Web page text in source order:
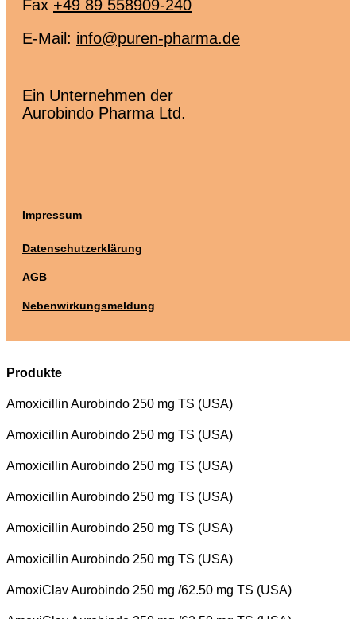
Fax +49 89 558909-240
E-Mail: info@puren-pharma.de
Ein Unternehmen der
Aurobindo Pharma Ltd.
Impressum
Datenschutzerklärung
AGB
Nebenwirkungsmeldung
Produkte
Amoxicillin Aurobindo 250 mg TS (USA)
Amoxicillin Aurobindo 250 mg TS (USA)
Amoxicillin Aurobindo 250 mg TS (USA)
Amoxicillin Aurobindo 250 mg TS (USA)
Amoxicillin Aurobindo 250 mg TS (USA)
Amoxicillin Aurobindo 250 mg TS (USA)
AmoxiClav Aurobindo 250 mg /62.50 mg TS (USA)